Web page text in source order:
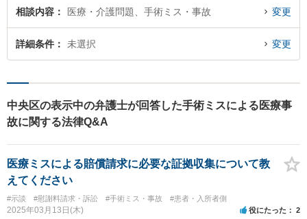
相談内容 医療・介護問題、手術ミス・事故 変更
詳細条件 未選択 変更
中央区の表示中の弁護士が回答した手術ミスによる医療事
故に関する法律Q&A
医療ミスによる賠償請求に必要な証拠収集について教
えてください
#示談 #慰謝料請求・訴訟 #手術ミス・事故 #患者・入所者側
2025年03月13日(木) 役にたった 2